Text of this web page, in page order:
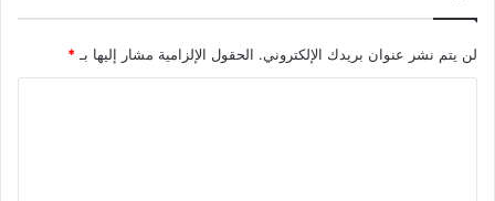
لن يتم نشر عنوان بريدك الإلكتروني. الحقول الإلزامية مشار إليها بـ *